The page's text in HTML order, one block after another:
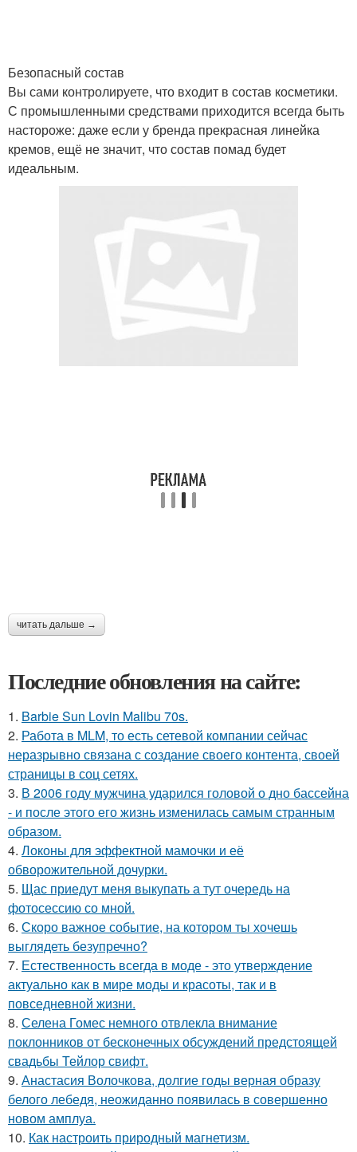
Безопасный состав
Вы сами контролируете, что входит в состав косметики.
С промышленными средствами приходится всегда быть
настороже: даже если у бренда прекрасная линейка
кремов, ещё не значит, что состав помад будет
идеальным.
читать дальше →
Последние обновления на сайте:
1. Barbie Sun Lovin Malibu 70s.
2. Работа в MLM, то есть сетевой компании сейчас
неразрывно связана с создание своего контента, своей
страницы в соц сетях.
3. В 2006 году мужчина ударился головой о дно бассейна
- и после этого его жизнь изменилась самым странным
образом.
4. Локоны для эффектной мамочки и её
обворожительной дочурки.
5. Щас приедут меня выкупать а тут очередь на
фотосессию со мной.
6. Скоро важное событие, на котором ты хочешь
выглядеть безупречно?
7. Естественность всегда в моде - это утверждение
актуально как в мире моды и красоты, так и в
повседневной жизни.
8. Селена Гомес немного отвлекла внимание
поклонников от бесконечных обсуждений предстоящей
свадьбы Тейлор свифт.
9. Анастасия Волочкова, долгие годы верная образу
белого лебедя, неожиданно появилась в совершенно
новом амплуа.
10. Как настроить природный магнетизм.